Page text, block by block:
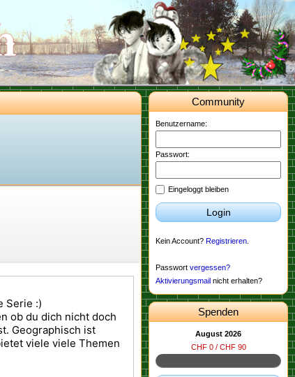
Community
Benutzername:
Passwort:
Eingeloggt bleiben
Login
Kein Account? Registrieren
Passwort vergessen?
Aktivierungsmail nicht erhalten?
Spenden
August 2026
CHF 0 / CHF 90
Serie :)
ob du dich nicht doch
Geographisch ist
viele viele Themen